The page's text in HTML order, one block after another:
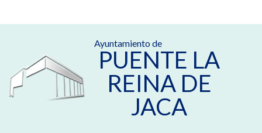
Ayuntamiento de
PUENTE LA
REINA DE
JACA